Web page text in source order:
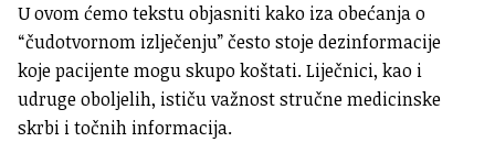
U ovom ćemo tekstu objasniti kako iza obećanja o
“čudotvornom izlječenju” često stoje dezinformacije
koje pacijente mogu skupo koštati. Liječnici, kao i
udruge oboljelih, ističu važnost stručne medicinske
skrbi i točnih informacija.